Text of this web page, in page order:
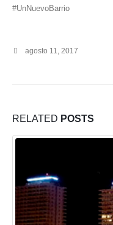
#UnNuevoBarrio
agosto 11, 2017
RELATED POSTS